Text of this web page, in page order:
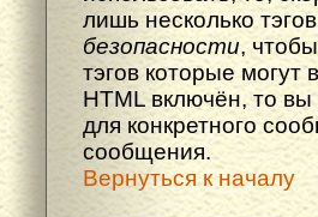
лишь несколько
безопасности,
тэгов которые
HTML включён, то
для конкретного
сообщения.
Вернуться к началу